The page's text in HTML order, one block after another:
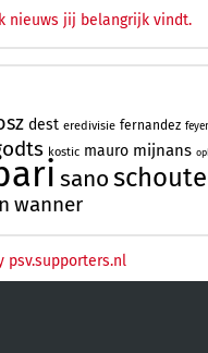
nieuws jij belangrijk vindt.
dest eredivisie fernandez
kostic mauro mijnans
sano
wanner
psv.supporters.nl